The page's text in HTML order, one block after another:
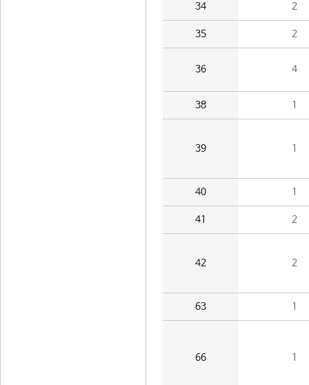
34 2
35 2
36 4
38 1
39 1
40 1
41 2
42 2
63 1
66 1